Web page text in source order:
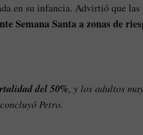
en su infancia. Advirtió que las
Semana Santa a zonas de
del 50%, y los adultos
Petro.